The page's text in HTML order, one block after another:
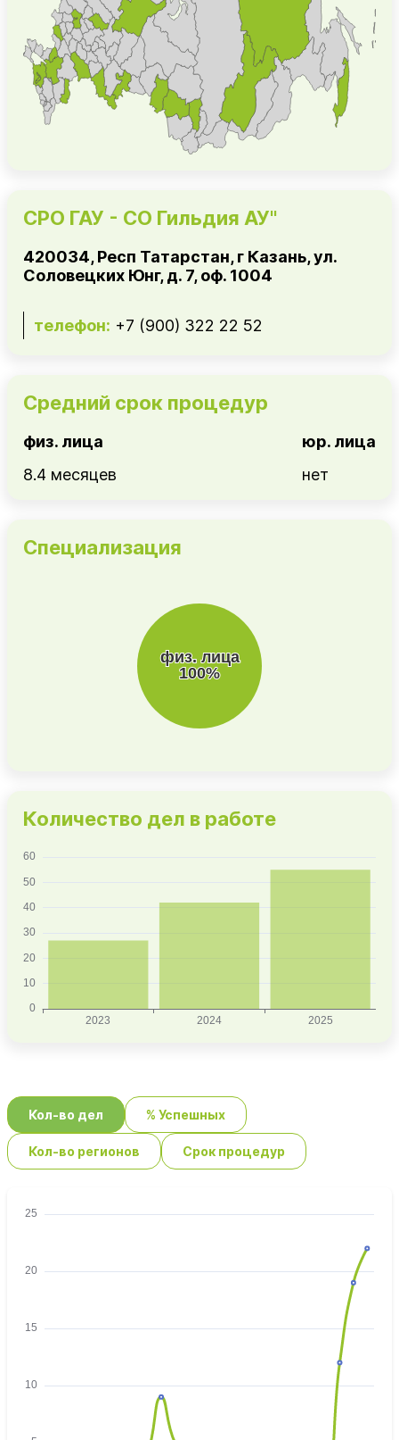
СРО ГАУ - СО Гильдия АУ"
420034, Респ Татарстан, г Казань, ул.
Соловецких Юнг, д. 7, оф. 1004
телефон: +7 (900) 322 22 52
Средний срок процедур
физ. лица
8.4 месяцев
юр. лица
нет
Специализация
Количество дел в работе
Кол-во дел % Успешных
Кол-во регионов Срок процедур